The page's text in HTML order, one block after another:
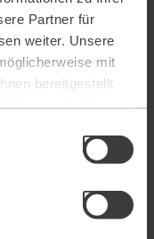
Partner für
weiter. Unsere
mit
bereitgestellt